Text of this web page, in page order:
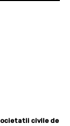
civile de